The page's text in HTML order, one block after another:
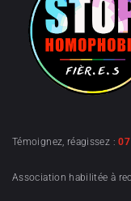
Témoignez, réagissez :
Association habilitée à